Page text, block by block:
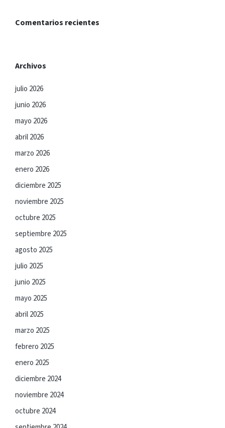
Comentarios recientes
Archivos
julio 2026
junio 2026
mayo 2026
abril 2026
marzo 2026
enero 2026
diciembre 2025
noviembre 2025
octubre 2025
septiembre 2025
agosto 2025
julio 2025
junio 2025
mayo 2025
abril 2025
marzo 2025
febrero 2025
enero 2025
diciembre 2024
noviembre 2024
octubre 2024